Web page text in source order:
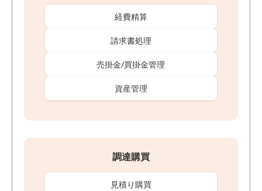
経費精算
請求書処理
売掛金/買掛金管理
資産管理
調達購買
見積り購買